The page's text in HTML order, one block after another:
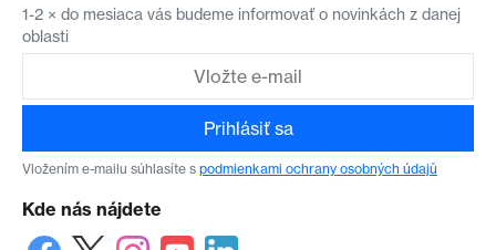
1-2 × do mesiaca vás budeme informovať o novinkách z danej
oblasti
Prihlásiť sa
Vložením e-mailu súhlasíte s podmienkami ochrany osobných údajů
Kde nás nájdete